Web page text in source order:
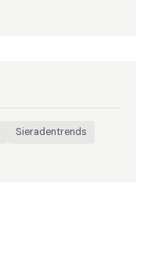
Sieradentrends